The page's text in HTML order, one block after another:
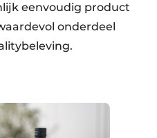
eenvoudig product
onderdeel